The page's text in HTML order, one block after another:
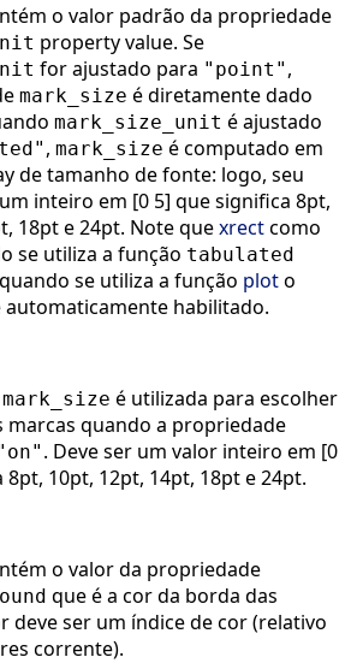
o valor padrão da propriedade
property value. Se
for ajustado para "point" ,
mark_size é diretamente dado
mark_size_unit é ajustado
, mark_size é computado em
de tamanho de fonte: logo, seu
inteiro em [0 5] que significa 8pt,
18pt e 24pt. Note quexrectcomo
se utiliza a função tabulated
se utiliza a função ploto
automaticamente habilitado.
mark_size é utilizada para escolher
marcas quando a propriedade
. Deve ser um valor inteiro em [0
8pt, 10pt, 12pt, 14pt, 18pt e 24pt.
o valor da propriedade
que é a cor da borda das
deve ser um índice de cor (relativo
corrente).